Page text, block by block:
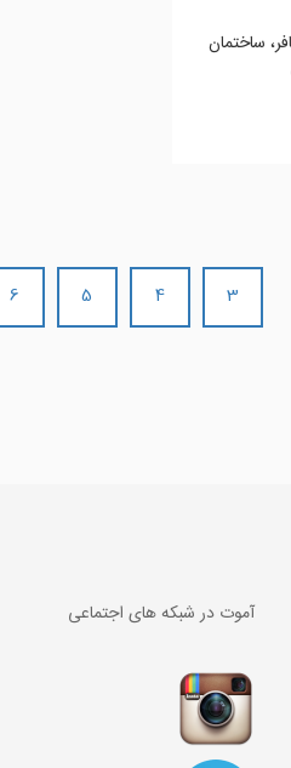
ساختمان
3
4
5
6
آموت در شبکه های اجتماعی